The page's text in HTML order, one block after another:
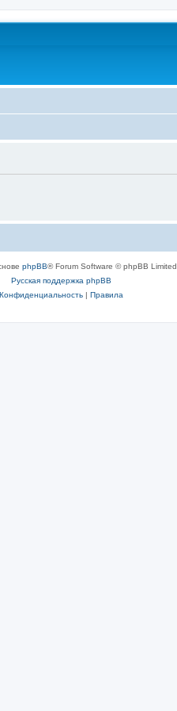
phpBB® Forum Software © phpBB Limited
Русская поддержка phpBB
Конфиденциальность| Правила